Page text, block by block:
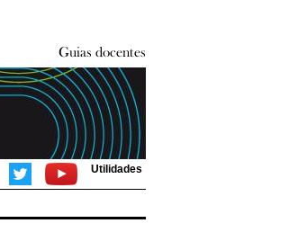
Utilidades